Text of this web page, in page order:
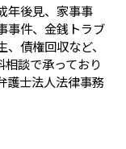
年後見、家事事
事件、金銭トラブ
債権回収など、
談で承っており
護士法人法律事務